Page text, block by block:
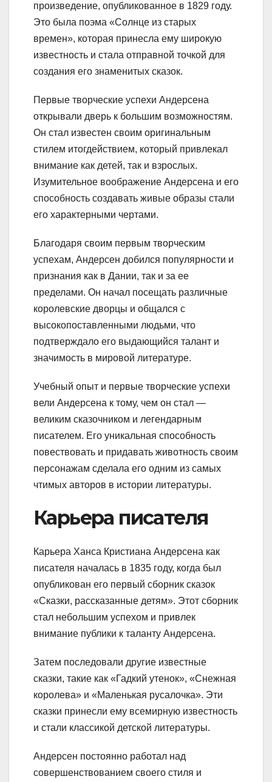
произведение, опубликованное в 1829 году.
Это была поэма «Солнце из старых
времен», которая принесла ему широкую
известность и стала отправной точкой для
создания его знаменитых сказок.
Первые творческие успехи Андерсена
открывали дверь к большим возможностям.
Он стал известен своим оригинальным
стилем итогдействием, который привлекал
внимание как детей, так и взрослых.
Изумительное воображение Андерсена и его
способность создавать живые образы стали
его характерными чертами.
Благодаря своим первым творческим
успехам, Андерсен добился популярности и
признания как в Дании, так и за ее
пределами. Он начал посещать различные
королевские дворцы и общался с
высокопоставленными людьми, что
подтверждало его выдающийся талант и
значимость в мировой литературе.
Учебный опыт и первые творческие успехи
вели Андерсена к тому, чем он стал —
великим сказочником и легендарным
писателем. Его уникальная способность
повествовать и придавать животность своим
персонажам сделала его одним из самых
чтимых авторов в истории литературы.
Карьера писателя
Карьера Ханса Кристиана Андерсена как
писателя началась в 1835 году, когда был
опубликован его первый сборник сказок
«Сказки, рассказанные детям». Этот сборник
стал небольшим успехом и привлек
внимание публики к таланту Андерсена.
Затем последовали другие известные
сказки, такие как «Гадкий утенок», «Снежная
королева» и «Маленькая русалочка». Эти
сказки принесли ему всемирную известность
и стали классикой детской литературы.
Андерсен постоянно работал над
совершенствованием своего стиля и